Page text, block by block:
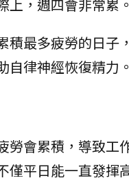
上，週四會非常累。
最多疲勞的日子
自律神經恢復精力。
會累積，導致工
平日能一直發揮